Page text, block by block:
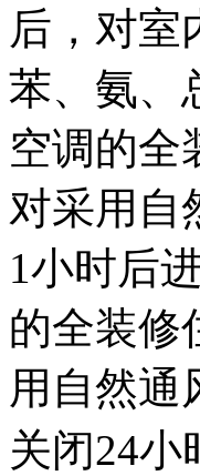
后，对室
苯、氨、
空调的全
对采用自
1小时后
的全装修
用自然通
关闭24小